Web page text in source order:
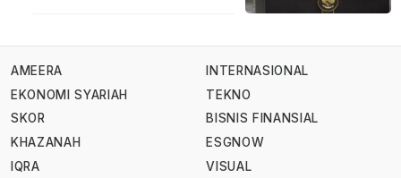
AMEERA
EKONOMI SYARIAH
SKOR
KHAZANAH
IQRA
INTERNASIONAL
TEKNO
BISNIS FINANSIAL
ESGNOW
VISUAL